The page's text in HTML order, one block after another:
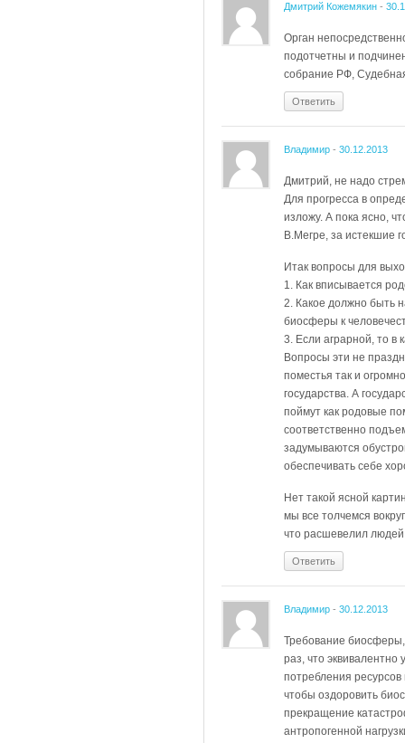
Дмитрий Кожемякин -
Орган
подотчетны и
собрание РФ,
Ответить
Владимир - 30.12.2013
Дмитрий, не надо
Для прогресса в
изложу. А пока ясно,
В.Мегре, за истекшие
Итак вопросы для
1. Как вписывается
2. Какое должно быть
биосферы к
3. Если аграрной, то в
Вопросы эти не
поместья так и
государства. А
поймут как родовые
соответственно
задумываются
обеспечивать себе
Нет такой ясной
мы все толчемся
что расшевелил
Ответить
Владимир - 30.12.2013
Требование биосферы,
раз, что
потребления
чтобы оздоровить
прекращение
антропогенной